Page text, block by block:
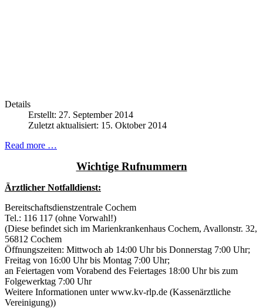
Details
Erstellt: 27. September 2014
Zuletzt aktualisiert: 15. Oktober 2014
Read more …
Wichtige Rufnummern
Ärztlicher Notfalldienst:
Bereitschaftsdienstzentrale Cochem
Tel.: 116 117 (ohne Vorwahl!)
(Diese befindet sich im Marienkrankenhaus Cochem, Avallonstr. 32,
56812 Cochem
Öffnungszeiten: Mittwoch ab 14:00 Uhr bis Donnerstag 7:00 Uhr;
Freitag von 16:00 Uhr bis Montag 7:00 Uhr;
an Feiertagen vom Vorabend des Feiertages 18:00 Uhr bis zum
Folgewerktag 7:00 Uhr
Weitere Informationen unter www.kv-rlp.de (Kassenärztliche
Vereinigung))